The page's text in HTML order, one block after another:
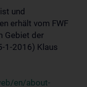
und
erhält vom FWF
Gebiet der
1-2016) Klaus
en/about-